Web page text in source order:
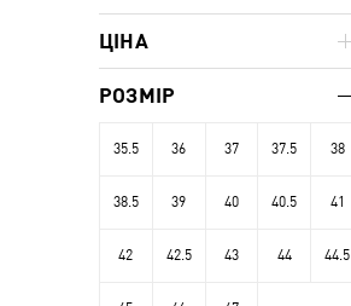
ЦІНА
РОЗМІР
35.5 36 37 37.5 38
38.5 39 40 40.5 41
42 42.5 43 44 44.5